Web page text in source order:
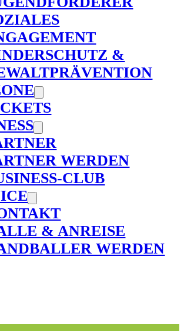
&
WERDEN
CLUB
& ANREISE
WERDEN